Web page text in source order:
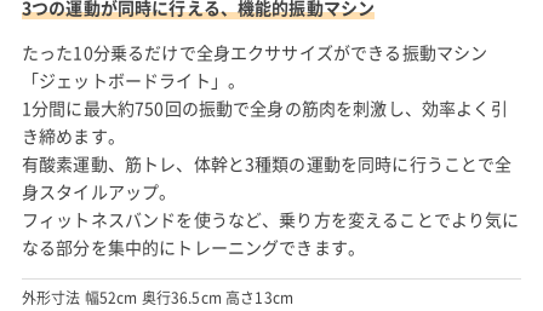
3つの運動が同時に行える、機能的振動マシン
たった10分乗るだけで全身エクササイズができる振動マシン
「ジェットボードライト」。
1分間に最大約750回の振動で全身の筋肉を刺激し、効率よく引
き締めます。
有酸素運動、筋トレ、体幹と3種類の運動を同時に行うことで全
身スタイルアップ。
フィットネスバンドを使うなど、乗り方を変えることでより気に
なる部分を集中的にトレーニングできます。
外形寸法 幅52cm 奥行36.5cm 高さ13cm